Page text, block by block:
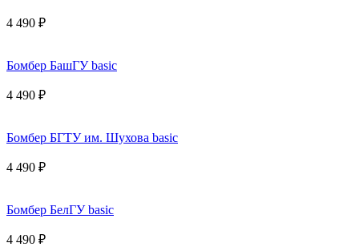
4 490 ₽
Бомбер БашГУ basic
4 490 ₽
Бомбер БГТУ им. Шухова basic
4 490 ₽
Бомбер БелГУ basic
4 490 ₽